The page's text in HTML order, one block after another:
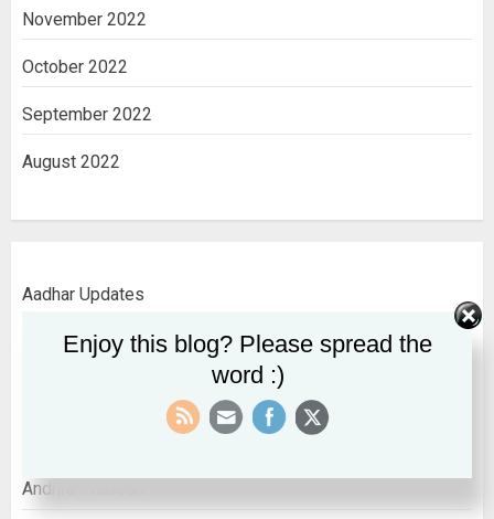
November 2022
October 2022
September 2022
August 2022
Aadhar Updates
AADHAR UPDATES
Andhra Pradesh
Enjoy this blog? Please spread the
word :)